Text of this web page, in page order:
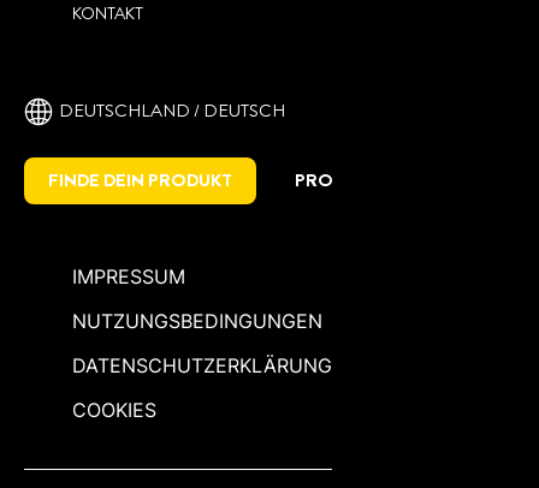
KONTAKT
DEUTSCHLAND / DEUTSCH
FINDE DEIN PRODUKT PRO
IMPRESSUM
NUTZUNGSBEDINGUNGEN
DATENSCHUTZERKLÄRUNG
COOKIES